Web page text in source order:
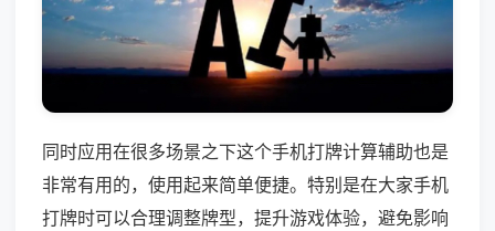
同时应用在很多场景之下这个手机打牌计算辅助也是
非常有用的，使用起来简单便捷。特别是在大家手机
打牌时可以合理调整牌型，提升游戏体验，避免影响